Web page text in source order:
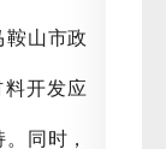
山市政
开发应
同时，